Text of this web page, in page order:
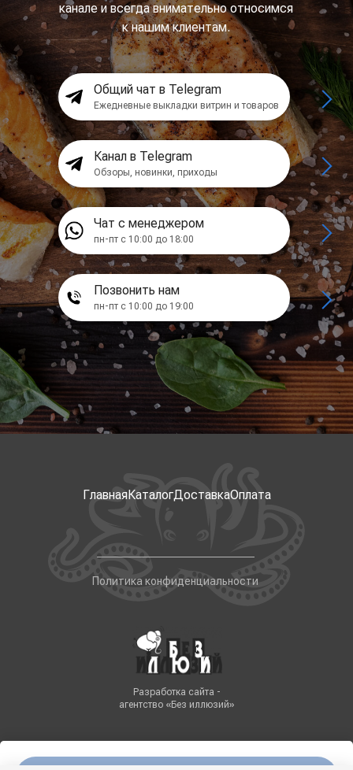
канале и всегда внимательно относимся
к нашим клиентам.
Общий чат в Telegram
Ежедневные выкладки витрин и товаров
Канал в Telegram
Обзоры, новинки, приходы
Чат с менеджером
пн-пт с 10:00 до 18:00
Позвонить нам
пн-пт с 10:00 до 19:00
ГлавнаяКаталогДоставкаОплата
Политика конфиденциальности
Разработка сайта -
агентство «Без иллюзий»